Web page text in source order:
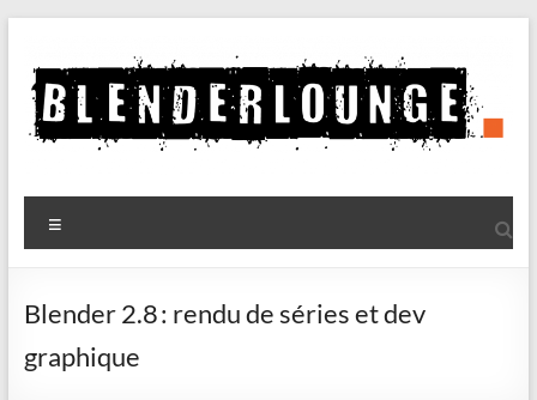
contenu
Blenderlounge
Le
de
sur
Blender 2.8 : rendu de séries et dev
graphique